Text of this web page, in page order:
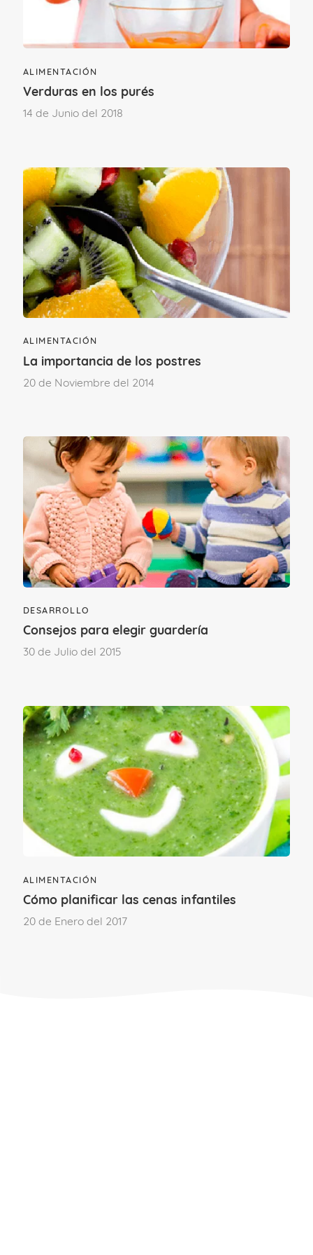
¿Te ha gustado este contenido?
Etapa vital
DE 1 A 3 AÑOS DE 3 A 12 AÑOS MÁS DE 12 AÑOS
Deja un comentario
Si aún no formas parte del Club familias,
únete.
ÚNETE AL CLUB
ALIMENTACIÓN
Verduras en los purés
14 de Junio del 2018
ALIMENTACIÓN
La importancia de los postres
20 de Noviembre del 2014
DESARROLLO
Consejos para elegir guardería
30 de Julio del 2015
ALIMENTACIÓN
Cómo planificar las cenas infantiles
20 de Enero del 2017